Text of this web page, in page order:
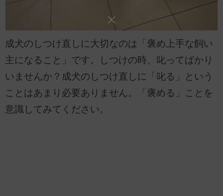
成犬のしつけ直しに大切なのは「褒め上手な飼い
主になること」です。しつけの時、叱ってばかり
いませんか？成犬のしつけ直しに「叱る」という
ことはあまり必要ありません。「褒める」ことを
意識してみてください。